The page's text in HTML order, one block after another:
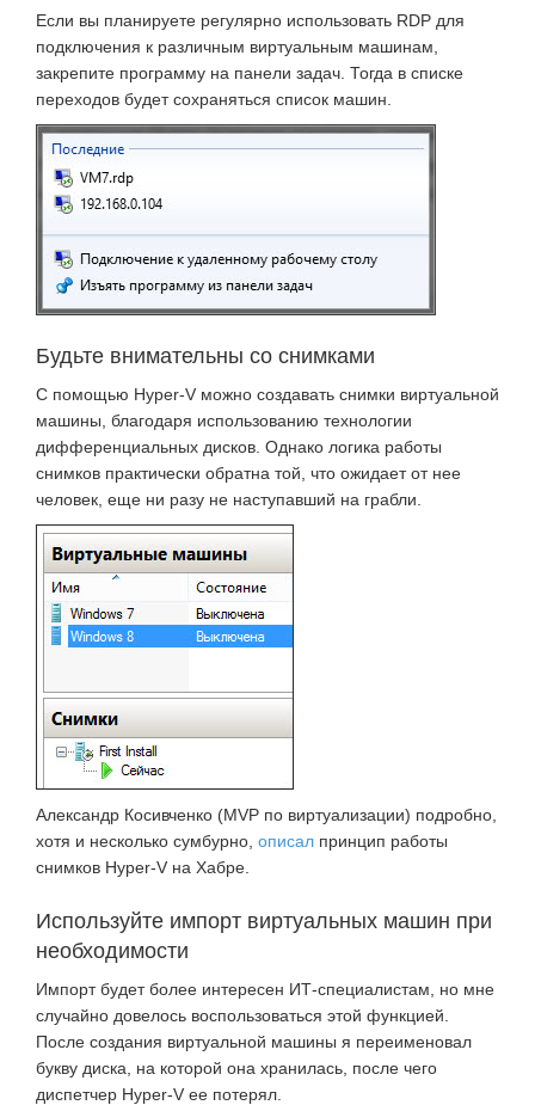
Если вы планируете регулярно использовать RDP для
подключения к различным виртуальным машинам,
закрепите программу на панели задач. Тогда в списке
переходов будет сохраняться список машин.
Будьте внимательны со снимками
С помощью Hyper-V можно создавать снимки виртуальной
машины, благодаря использованию технологии
дифференциальных дисков. Однако логика работы
снимков практически обратна той, что ожидает от нее
человек, еще ни разу не наступавший на грабли.
Александр Косивченко (MVP по виртуализации) подробно,
хотя и несколько сумбурно, описал принцип работы
снимков Hyper-V на Хабре.
Используйте импорт виртуальных машин при
необходимости
Импорт будет более интересен ИТ-специалистам, но мне
случайно довелось воспользоваться этой функцией.
После создания виртуальной машины я переименовал
букву диска, на которой она хранилась, после чего
диспетчер Hyper-V ее потерял.